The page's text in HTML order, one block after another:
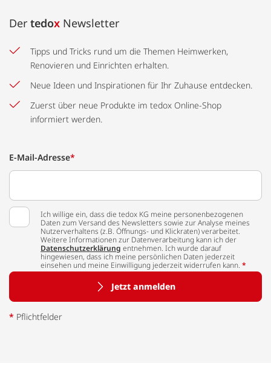
Der tedox Newsletter
Tipps und Tricks rund um die Themen Heimwerken,
Renovieren und Einrichten erhalten.
Neue Ideen und Inspirationen für Ihr Zuhause entdecken.
Zuerst über neue Produkte im tedox Online-Shop
informiert werden.
E-Mail-Adresse*
Ich willige ein, dass die tedox KG meine personenbezogenen
Daten zum Versand des Newsletters sowie zur Analyse meines
Nutzerverhaltens (z.B. Öffnungs- und Klickraten) verarbeitet.
Weitere Informationen zur Datenverarbeitung kann ich der
Datenschutzerklärung entnehmen. Ich wurde darauf
hingewiesen, dass ich meine persönlichen Daten jederzeit
einsehen und meine Einwilligung jederzeit widerrufen kann. *
Jetzt anmelden
* Pflichtfelder